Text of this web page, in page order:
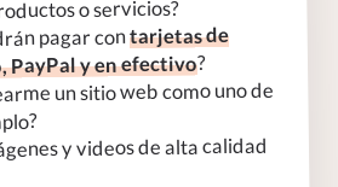
o servicios?
pagar contarjetas de
y en efectivo?
un sitio web como uno de
y videos de alta calidad